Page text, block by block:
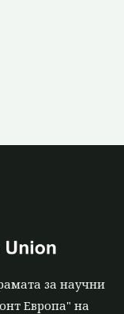
за научни
Европа" на